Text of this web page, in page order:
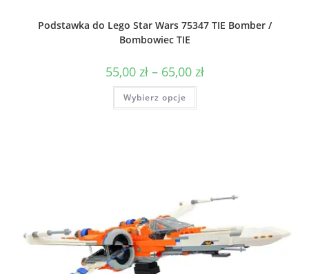
Podstawka do Lego Star Wars 75347 TIE Bomber /
Bombowiec TIE
55,00 zł – 65,00 złZakres
Wybierz opcje
Ten
ma